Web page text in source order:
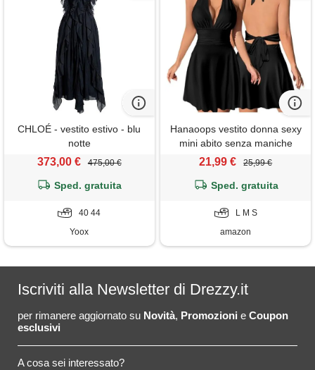
CHLOÉ - vestito estivo - blu
notte
373,00 € 475,00 €
Sped. gratuita
40 44
Yoox
Hanaoops vestito donna sexy
mini abito senza maniche
aderente vestito corto scollo v
casual vestiti per cocktail
21,99 € 25,99 €
Sped. gratuita
L M S
amazon
Iscriviti alla Newsletter di Drezzy.it
per rimanere aggiornato su Novità, Promozioni e Coupon
esclusivi
A cosa sei interessato?